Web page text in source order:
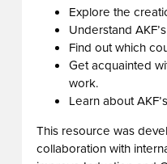
Explore the
Understand
Find out which
Get acquainted
work.
Learn about
This resource was
collaboration with